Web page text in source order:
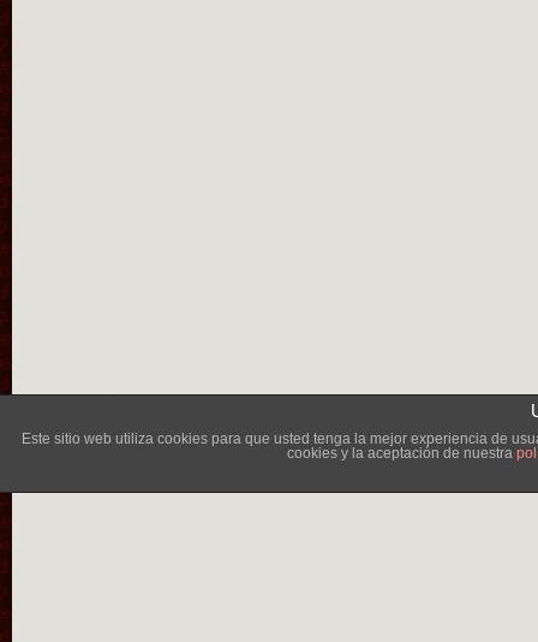
Este sitio web utiliza cookies para que usted tenga la mejor experiencia de
cookies y la aceptación de nuestra